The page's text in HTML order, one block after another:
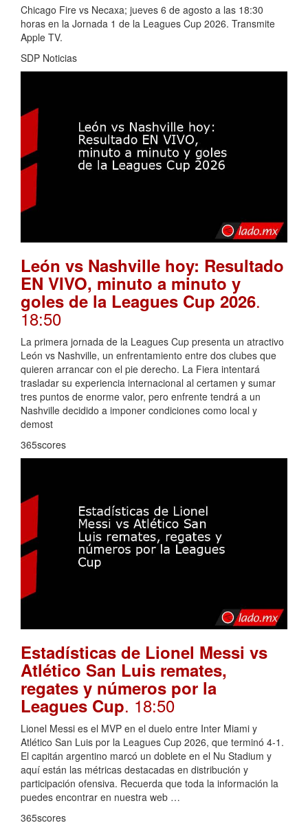
Chicago Fire vs Necaxa; jueves 6 de agosto a las 18:30
horas en la Jornada 1 de la Leagues Cup 2026. Transmite
Apple TV.
SDP Noticias
León vs Nashville hoy: Resultado
EN VIVO, minuto a minuto y
goles de la Leagues Cup 2026.
18:50
La primera jornada de la Leagues Cup presenta un atractivo
León vs Nashville, un enfrentamiento entre dos clubes que
quieren arrancar con el pie derecho. La Fiera intentará
trasladar su experiencia internacional al certamen y sumar
tres puntos de enorme valor, pero enfrente tendrá a un
Nashville decidido a imponer condiciones como local y
demost
365scores
Estadísticas de Lionel Messi vs
Atlético San Luis remates,
regates y números por la
Leagues Cup. 18:50
Lionel Messi es el MVP en el duelo entre Inter Miami y
Atlético San Luis por la Leagues Cup 2026, que terminó 4-1.
El capitán argentino marcó un doblete en el Nu Stadium y
aquí están las métricas destacadas en distribución y
participación ofensiva. Recuerda que toda la información la
puedes encontrar en nuestra web …
365scores